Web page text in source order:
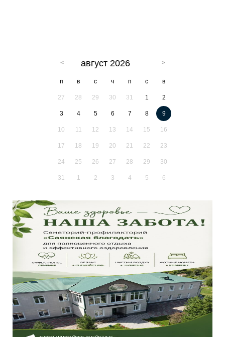
август 2026
п в с ч п с в
27 28 29 30 31 1 2
3 4 5 6 7 8 9
10 11 12 13 14 15 16
17 18 19 20 21 22 23
24 25 26 27 28 29 30
31 1 2 3 4 5 6